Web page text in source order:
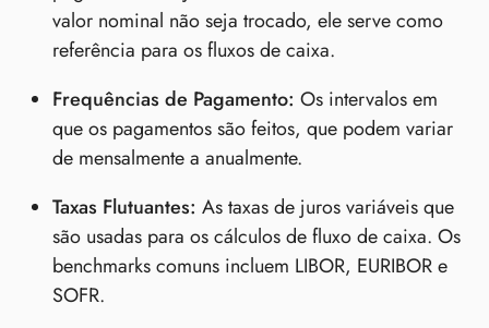
valor nominal não seja trocado, ele serve como
referência para os fluxos de caixa.
Frequências de Pagamento: Os intervalos em
que os pagamentos são feitos, que podem variar
de mensalmente a anualmente.
Taxas Flutuantes: As taxas de juros variáveis que
são usadas para os cálculos de fluxo de caixa. Os
benchmarks comuns incluem LIBOR, EURIBOR e
SOFR.